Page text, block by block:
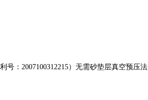
：2007100312215）无需砂垫层真空预压法